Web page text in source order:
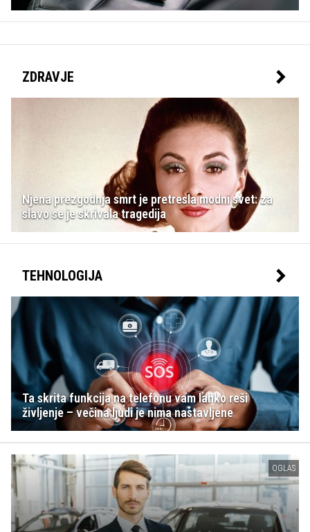
ZDRAVJE
Njena prezgodnja smrt je pretresla modni svet: za
slavo se je skrivala tragedija
TEHNOLOGIJA
Ta skrita funkcija na telefonu vam lahko reši
življenje – večina ljudi je nima nastavljene
OGLAS